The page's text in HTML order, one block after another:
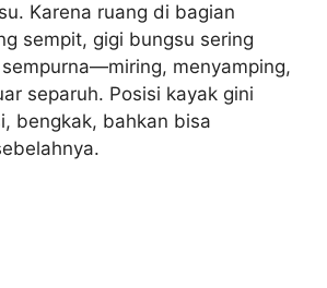
Karena ruang di bagian
sempit, gigi bungsu sering
menyamping,
separuh. Posisi kayak gini
bengkak, bahkan bisa